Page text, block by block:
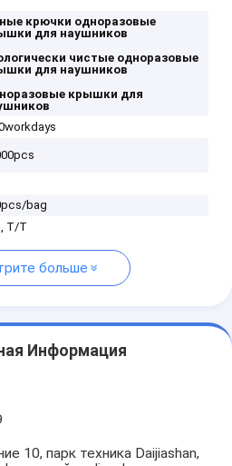
крючки одноразовые
для наушников
чистые одноразовые
для наушников
крышки для
bag
T/T
больше
Информация
10, парк техника Daijiashan,